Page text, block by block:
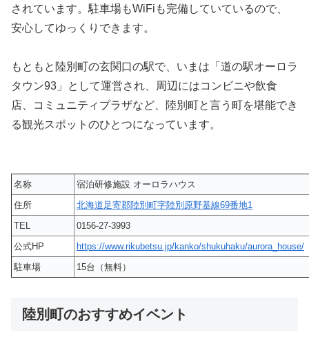
されています。駐車場もWiFiも完備していているので、
安心してゆっくりできます。
もともと陸別町の玄関口の駅で、いまは「道の駅オーロラ
タウン93」として運営され、周辺にはコンビニや飲食
店、コミュニティプラザなど、陸別町と言う町を堪能でき
る観光スポットのひとつになっています。
名称
宿泊研修施設 オーロラハウス
住所
北海道足寄郡陸別町字陸別原野基線69番地1
TEL
0156-27-3993
公式HP
https://www.rikubetsu.jp/kanko/shukuhaku/aurora_house/
駐車場
15台（無料）
陸別町のおすすめイベント